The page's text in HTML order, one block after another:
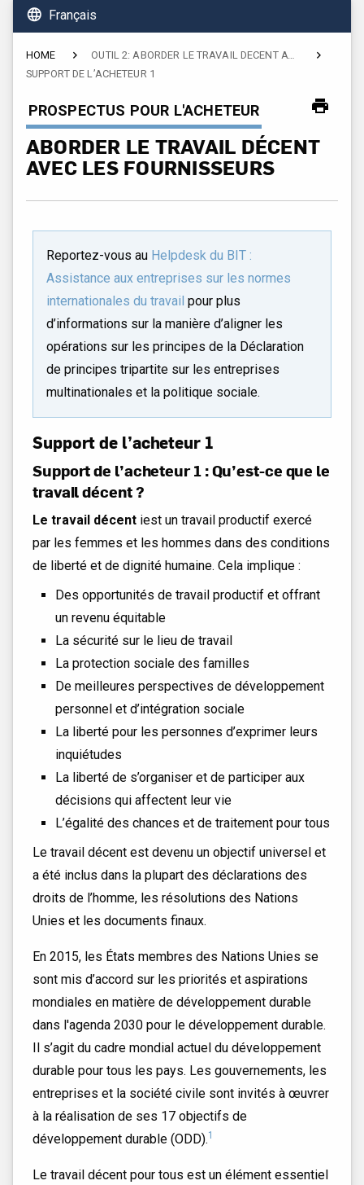
language Français
HOME
OUTIL 2: ABORDER LE TRAVAIL DÉCENT AVEC LES FOURNISSEURS
CURRENT:
SUPPORT DE L’ACHETEUR 1
PROSPECTUS POUR L'ACHETEUR
ABORDER LE TRAVAIL DÉCENT
AVEC LES FOURNISSEURS
Reportez-vous au Helpdesk du BIT :
Assistance aux entreprises sur les normes
internationales du travail pour plus
d’informations sur la manière d’aligner les
opérations sur les principes de la Déclaration
de principes tripartite sur les entreprises
multinationales et la politique sociale.
Support de l’acheteur 1
Support de l’acheteur 1 : Qu’est-ce que le
travail décent ?
Le travail décent iest un travail productif exercé
par les femmes et les hommes dans des conditions
de liberté et de dignité humaine. Cela implique :
Des opportunités de travail productif et offrant
un revenu équitable
La sécurité sur le lieu de travail
La protection sociale des familles
De meilleures perspectives de développement
personnel et d’intégration sociale
La liberté pour les personnes d’exprimer leurs
inquiétudes
La liberté de s’organiser et de participer aux
décisions qui affectent leur vie
L’égalité des chances et de traitement pour tous
Le travail décent est devenu un objectif universel et
a été inclus dans la plupart des déclarations des
droits de l’homme, les résolutions des Nations
Unies et les documents finaux.
En 2015, les États membres des Nations Unies se
sont mis d’accord sur les priorités et aspirations
mondiales en matière de développement durable
dans l'agenda 2030 pour le développement durable.
Il s’agit du cadre mondial actuel du développement
durable pour tous les pays. Les gouvernements, les
entreprises et la société civile sont invités à œuvrer
à la réalisation de ses 17 objectifs de
développement durable (ODD).1
Le travail décent pour tous est un élément essentiel